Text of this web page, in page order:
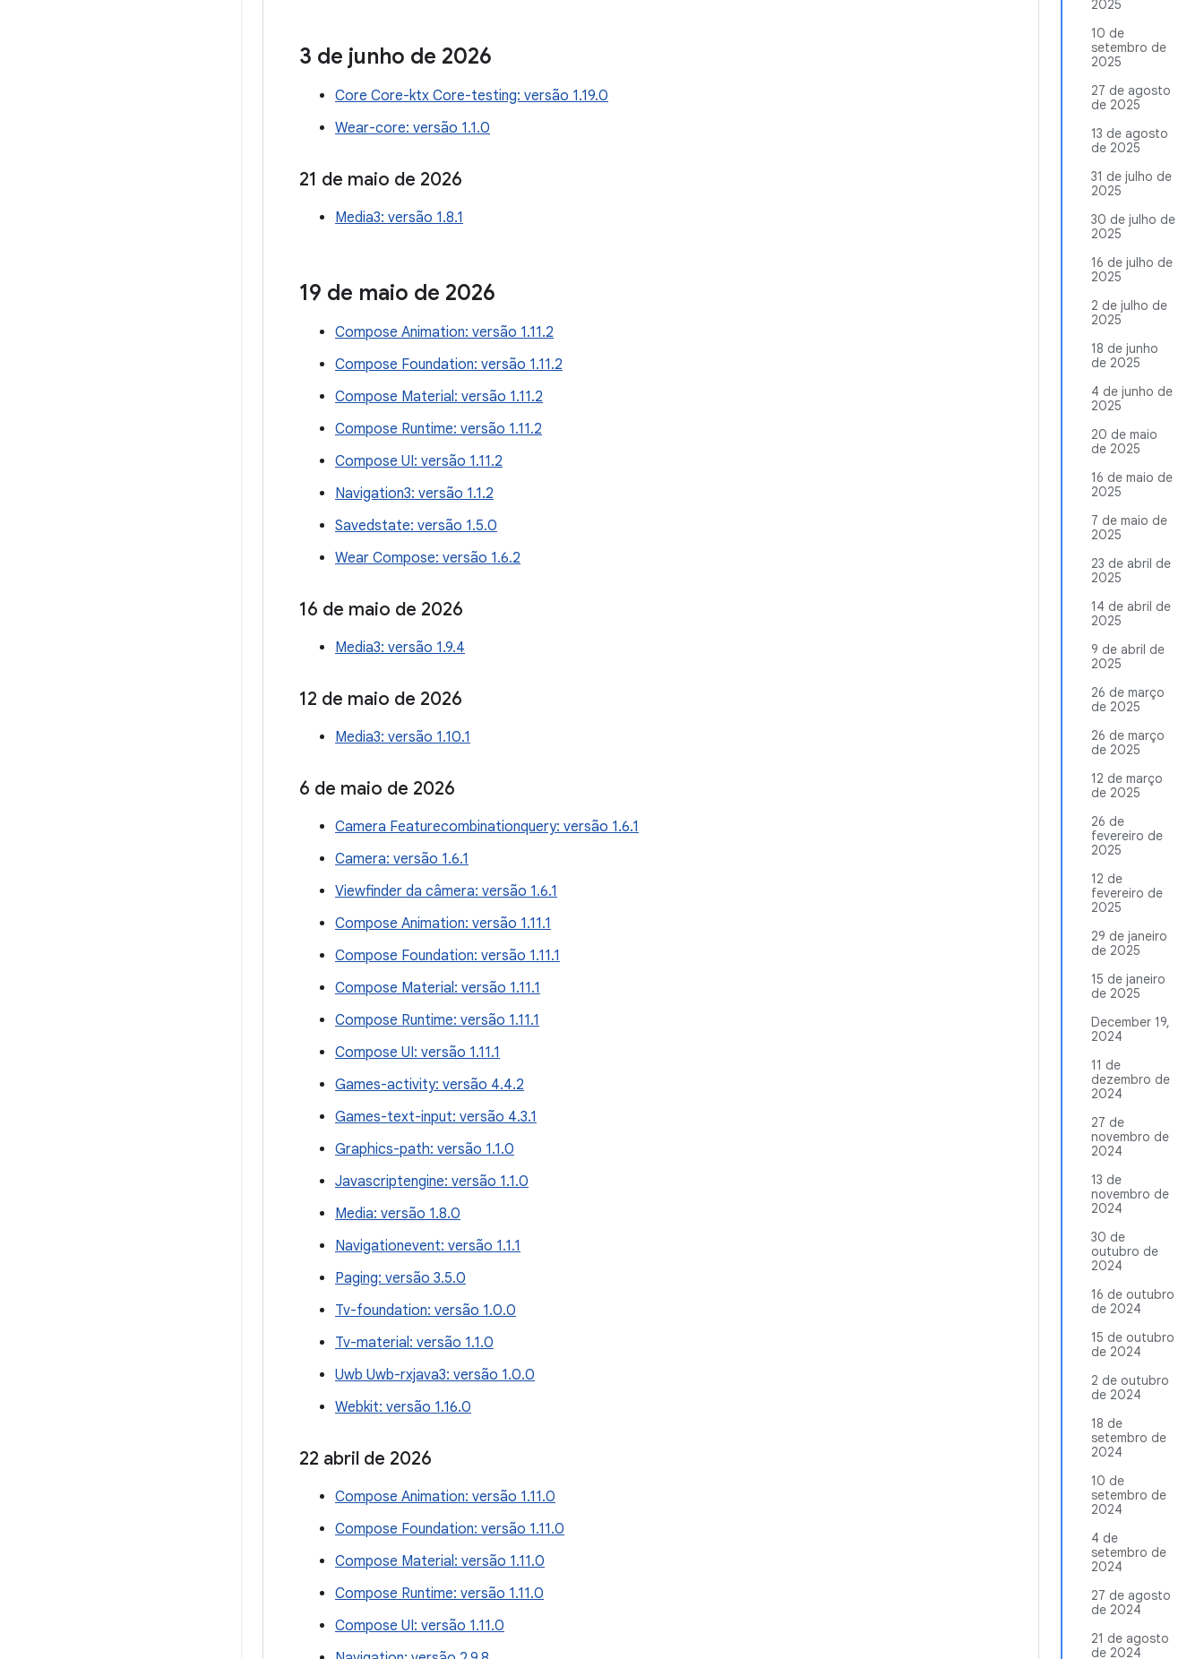
2025
10 de
setembro de
2025
27 de agosto
de 2025
13 de agosto
de 2025
31 de julho de
2025
30 de julho de
2025
16 de julho de
2025
2 de julho de
2025
18 de junho
de 2025
4 de junho de
2025
20 de maio
de 2025
16 de maio de
2025
7 de maio de
2025
23 de abril de
2025
14 de abril de
2025
9 de abril de
2025
26 de março
de 2025
26 de março
de 2025
12 de março
de 2025
26 de
fevereiro de
2025
12 de
fevereiro de
2025
29 de janeiro
de 2025
15 de janeiro
de 2025
December 19,
2024
11 de
dezembro de
2024
27 de
novembro de
2024
13 de
novembro de
2024
30 de
outubro de
2024
16 de outubro
de 2024
15 de outubro
de 2024
2 de outubro
de 2024
18 de
setembro de
2024
10 de
setembro de
2024
4 de
setembro de
2024
27 de agosto
de 2024
21 de agosto
de 2024
3 de junho de 2026
Core Core-ktx Core-testing: versão 1.19.0
Wear-core: versão 1.1.0
21 de maio de 2026
Media3: versão 1.8.1
19 de maio de 2026
Compose Animation: versão 1.11.2
Compose Foundation: versão 1.11.2
Compose Material: versão 1.11.2
Compose Runtime: versão 1.11.2
Compose UI: versão 1.11.2
Navigation3: versão 1.1.2
Savedstate: versão 1.5.0
Wear Compose: versão 1.6.2
16 de maio de 2026
Media3: versão 1.9.4
12 de maio de 2026
Media3: versão 1.10.1
6 de maio de 2026
Camera Featurecombinationquery: versão 1.6.1
Camera: versão 1.6.1
Viewfinder da câmera: versão 1.6.1
Compose Animation: versão 1.11.1
Compose Foundation: versão 1.11.1
Compose Material: versão 1.11.1
Compose Runtime: versão 1.11.1
Compose UI: versão 1.11.1
Games-activity: versão 4.4.2
Games-text-input: versão 4.3.1
Graphics-path: versão 1.1.0
Javascriptengine: versão 1.1.0
Media: versão 1.8.0
Navigationevent: versão 1.1.1
Paging: versão 3.5.0
Tv-foundation: versão 1.0.0
Tv-material: versão 1.1.0
Uwb Uwb-rxjava3: versão 1.0.0
Webkit: versão 1.16.0
22 abril de 2026
Compose Animation: versão 1.11.0
Compose Foundation: versão 1.11.0
Compose Material: versão 1.11.0
Compose Runtime: versão 1.11.0
Compose UI: versão 1.11.0